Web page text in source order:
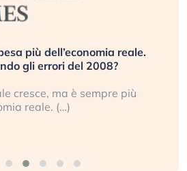
più dell’economia reale.
gli errori del 2008?
cresce, ma è sempre più
reale. (…)